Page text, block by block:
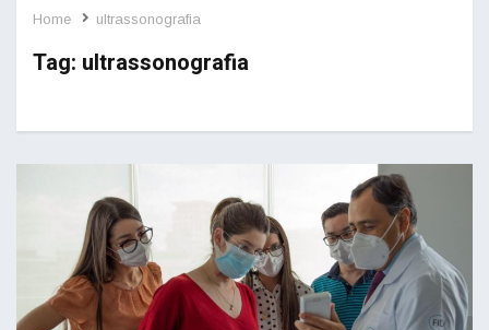
Home ultrassonografia
Tag: ultrassonografia